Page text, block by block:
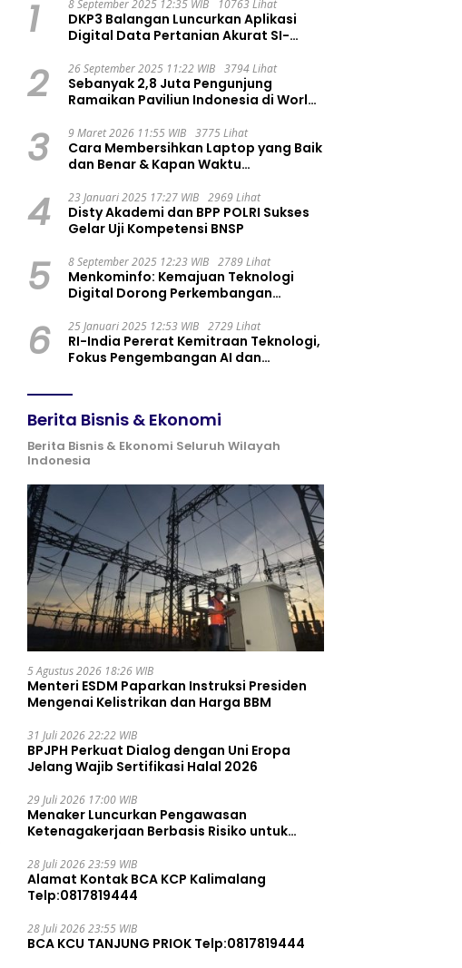
1 8 September 2025 12:35 WIB 10763 Lihat
DKP3 Balangan Luncurkan Aplikasi
Digital Data Pertanian Akurat SI-
2 26 September 2025 11:22 WIB 3794 Lihat
Sebanyak 2,8 Juta Pengunjung
Ramaikan Paviliun Indonesia di World
3 9 Maret 2026 11:55 WIB 3775 Lihat
Cara Membersihkan Laptop yang Baik
dan Benar & Kapan Waktu
4 23 Januari 2025 17:27 WIB 2969 Lihat
Disty Akademi dan BPP POLRI Sukses
Gelar Uji Kompetensi BNSP
5 8 September 2025 12:23 WIB 2789 Lihat
Menkominfo: Kemajuan Teknologi
Digital Dorong Perkembangan
6 25 Januari 2025 12:53 WIB 2729 Lihat
RI-India Pererat Kemitraan Teknologi,
Fokus Pengembangan AI dan
Berita Bisnis & Ekonomi
Berita Bisnis & Ekonomi Seluruh Wilayah
Indonesia
5 Agustus 2026 18:26 WIB
Menteri ESDM Paparkan Instruksi Presiden
Mengenai Kelistrikan dan Harga BBM
31 Juli 2026 22:22 WIB
BPJPH Perkuat Dialog dengan Uni Eropa
Jelang Wajib Sertifikasi Halal 2026
29 Juli 2026 17:00 WIB
Menaker Luncurkan Pengawasan
Ketenagakerjaan Berbasis Risiko untuk
28 Juli 2026 23:59 WIB
Alamat Kontak BCA KCP Kalimalang
Telp:0817819444
28 Juli 2026 23:55 WIB
BCA KCU TANJUNG PRIOK Telp:0817819444